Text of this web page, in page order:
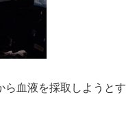
ら血液を採取しようとす